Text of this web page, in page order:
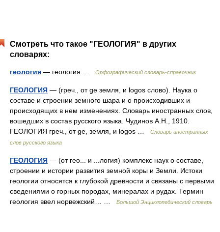
Смотреть что такое "ГЕОЛОГИЯ" в других
словарях:
геология — геология … Орфографический словарь-справочник
ГЕОЛОГИЯ — (греч., от ge земля, и logos слово). Наука о
составе и строении земного шара и о происходивших и
происходящих в нем изменениях. Словарь иностранных слов,
вошедших в состав русского языка. Чудинов А.Н., 1910.
ГЕОЛОГИЯ греч., от ge, земля, и logos …
Словарь иностранных
слов русского языка
ГЕОЛОГИЯ — (от гео... и ...логия) комплекс наук о составе,
строении и истории развития земной коры и Земли. Истоки
геологии относятся к глубокой древности и связаны с первыми
сведениями о горных породах, минералах и рудах. Термин
геология ввел норвежский… …
Большой Энциклопедический словарь